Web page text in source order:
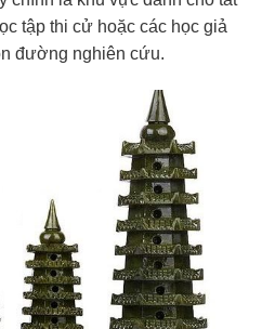
tập thi cử hoặc các học giả
đường nghiên cứu.